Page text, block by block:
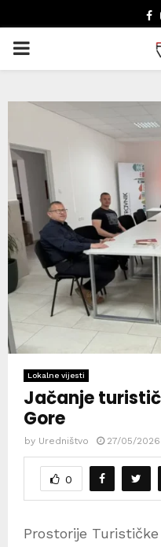
PRIMARY
Lokalne vijesti
Jačanje
Gore
by Uredništvo 27/05/2026
0
Prostorije